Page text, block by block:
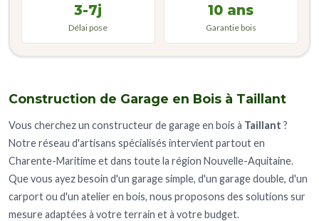
Construction de Garage en Bois à Taillant
Vous cherchez un constructeur de garage en bois à Taillant ?
Notre réseau d'artisans spécialisés intervient partout en
Charente-Maritime et dans toute la région Nouvelle-Aquitaine.
Que vous ayez besoin d'un garage simple, d'un garage double, d'un
carport ou d'un atelier en bois, nous proposons des solutions sur
mesure adaptées à votre terrain et à votre budget.
3-7j
Délai pose
10 ans
Garantie bois